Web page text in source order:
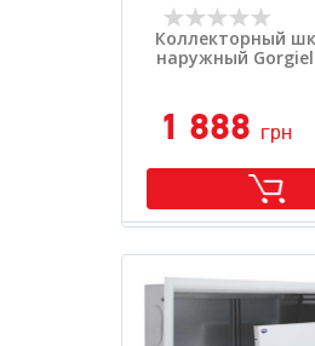
Коллекторный
наружный Gorgiel
1 888 грн